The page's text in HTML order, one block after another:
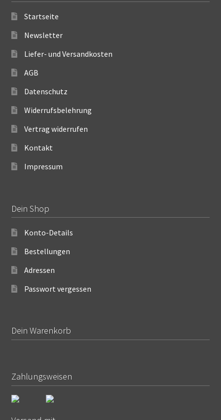
Startseite
Newsletter
Liefer- und Versandkosten
AGB
Datenschutz
Widerrufsbelehrung
Vertrag widerrufen
Kontakt
Impressum
Dein Shop
Konto-Details
Bestellungen
Adressen
Passwort vergessen
Dein Warenkorb
Zahlungsweisen